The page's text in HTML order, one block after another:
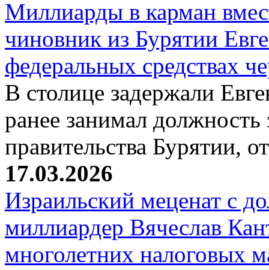
Миллиарды в карман
чиновник из Бурятии
федеральных средствах
В столице задержали
ранее занимал должность
правительства Бурятии,
17.03.2026
Израильский меценат с
миллиардер Вячеслав
многолетних налоговых